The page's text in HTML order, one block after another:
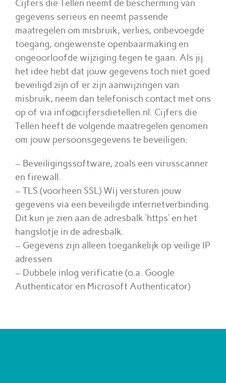
Cijfers die Tellen neemt de bescherming van
gegevens serieus en neemt passende
maatregelen om misbruik, verlies, onbevoegde
toegang, ongewenste openbaarmaking en
ongeoorloofde wijziging tegen te gaan. Als jij
het idee hebt dat jouw gegevens toch niet goed
beveiligd zijn of er zijn aanwijzingen van
misbruik, neem dan telefonisch contact met ons
op of via info@cijfersdietellen.nl. Cijfers die
Tellen heeft de volgende maatregelen genomen
om jouw persoonsgegevens te beveiligen:
– Beveiligingssoftware, zoals een virusscanner
en firewall.
– TLS (voorheen SSL) Wij versturen jouw
gegevens via een beveiligde internetverbinding.
Dit kun je zien aan de adresbalk ‘https’ en het
hangslotje in de adresbalk.
– Gegevens zijn alleen toegankelijk op veilige IP
adressen
– Dubbele inlog verificatie (o.a. Google
Authenticator en Microsoft Authenticator)